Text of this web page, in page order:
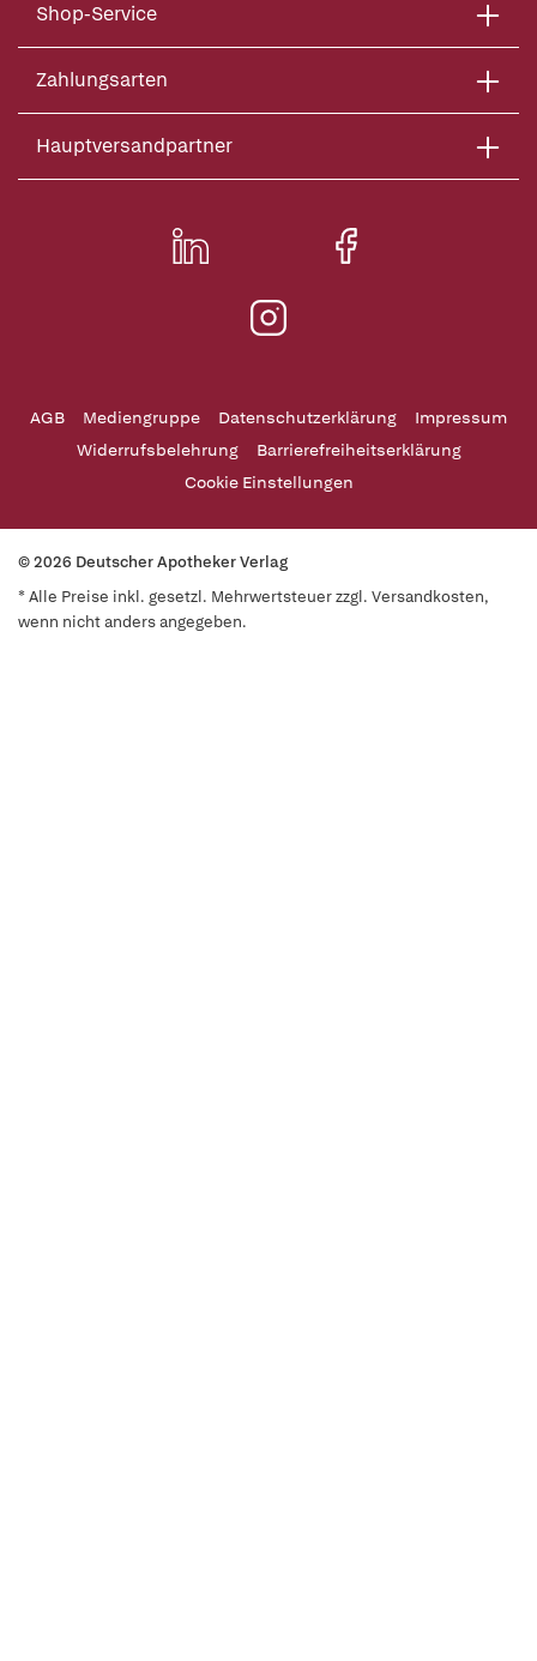
Shop-Service
Zahlungsarten
Hauptversandpartner
AGB Mediengruppe Datenschutzerklärung
Impressum
Widerrufsbelehrung
Barrierefreiheitserklärung
Cookie Einstellungen
© 2026 Deutscher Apotheker Verlag
* Alle Preise inkl. gesetzl. Mehrwertsteuer zzgl. Versandkosten,
wenn nicht anders angegeben.